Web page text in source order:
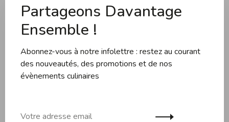
La Plancha
ENO - La Plancha Bergerac
2400 - Gris Cargo (2
Brûleurs)
1 049,95$CA 999,95$CA
ENO - La Plancha - Housse
Chariot + Plancha 80-90
Partageons Davantage
Ensemble !
Abonnez-vous à notre infolettre : restez au courant
des nouveautés, des promotions et de nos
évènements culinaires